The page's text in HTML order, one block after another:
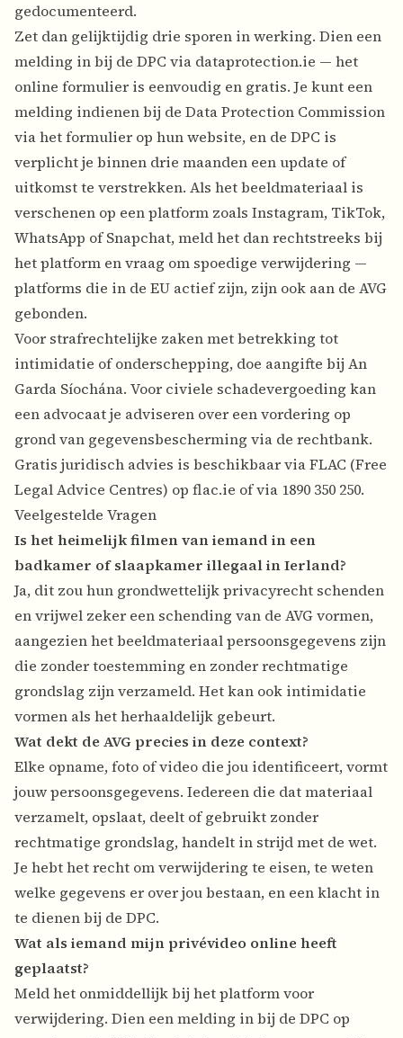
gedocumenteerd.
Zet dan gelijktijdig drie sporen in werking. Dien een
melding in bij de DPC via dataprotection.ie — het
online formulier is eenvoudig en gratis. Je kunt een
melding indienen bij de Data Protection Commission
via het formulier op hun website, en de DPC is
verplicht je binnen drie maanden een update of
uitkomst te verstrekken. Als het beeldmateriaal is
verschenen op een platform zoals Instagram, TikTok,
WhatsApp of Snapchat, meld het dan rechtstreeks bij
het platform en vraag om spoedige verwijdering —
platforms die in de EU actief zijn, zijn ook aan de AVG
gebonden.
Voor strafrechtelijke zaken met betrekking tot
intimidatie of onderschepping, doe aangifte bij An
Garda Síochána. Voor civiele schadevergoeding kan
een advocaat je adviseren over een vordering op
grond van gegevensbescherming via de rechtbank.
Gratis juridisch advies is beschikbaar via FLAC (Free
Legal Advice Centres) op flac.ie of via 1890 350 250.
Veelgestelde Vragen
Is het heimelijk filmen van iemand in een
badkamer of slaapkamer illegaal in Ierland?
Ja, dit zou hun grondwettelijk privacyrecht schenden
en vrijwel zeker een schending van de AVG vormen,
aangezien het beeldmateriaal persoonsgegevens zijn
die zonder toestemming en zonder rechtmatige
grondslag zijn verzameld. Het kan ook intimidatie
vormen als het herhaaldelijk gebeurt.
Wat dekt de AVG precies in deze context?
Elke opname, foto of video die jou identificeert, vormt
jouw persoonsgegevens. Iedereen die dat materiaal
verzamelt, opslaat, deelt of gebruikt zonder
rechtmatige grondslag, handelt in strijd met de wet.
Je hebt het recht om verwijdering te eisen, te weten
welke gegevens er over jou bestaan, en een klacht in
te dienen bij de DPC.
Wat als iemand mijn privévideo online heeft
geplaatst?
Meld het onmiddellijk bij het platform voor
verwijdering. Dien een melding in bij de DPC op